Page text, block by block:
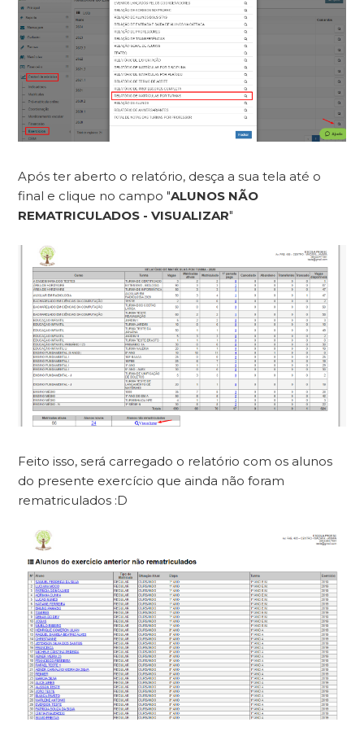
Após ter aberto o relatório, desça a sua tela até o
final e clique no campo "ALUNOS NÃO
REMATRICULADOS - VISUALIZAR"
Feito isso, será carregado o relatório com os alunos
do presente exercício que ainda não foram
rematriculados :D